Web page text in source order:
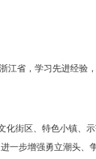
省，学习先进经验，
化街区、特色小镇、
一步增强勇立潮头、